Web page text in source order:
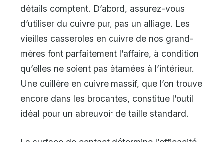
détails comptent. D’abord, assurez-vous
d’utiliser du cuivre pur, pas un alliage. Les
vieilles casseroles en cuivre de nos grand-
mères font parfaitement l’affaire, à condition
qu’elles ne soient pas étamées à l’intérieur.
Une cuillère en cuivre massif, que l’on trouve
encore dans les brocantes, constitue l’outil
idéal pour un abreuvoir de taille standard.